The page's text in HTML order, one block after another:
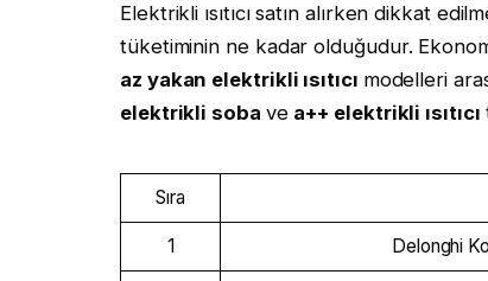
Elektrikli ısıtıcı satın alırken dikkat
tüketiminin ne kadar olduğudur.
az yakan elektrikli ısıtıcı modelleri
elektrikli soba ve a++ elektrikli ısıtıcı
Sıra
1 Delonghi